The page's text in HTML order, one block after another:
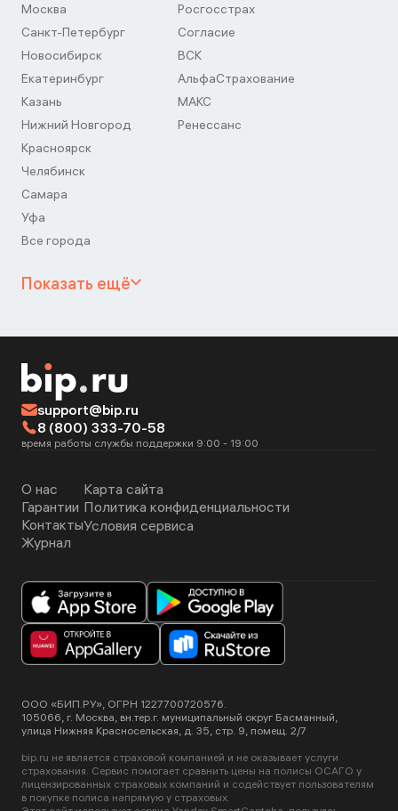
Москва
Санкт-Петербург
Новосибирск
Екатеринбург
Казань
Нижний Новгород
Красноярск
Челябинск
Самара
Уфа
Все города
Росгосстрах
Согласие
ВСК
АльфаСтрахование
МАКС
Ренессанс
Показать ещё
support@bip.ru
8 (800) 333-70-58
время работы службы поддержки 9:00 - 19:00
О нас
Гарантии
Контакты
Журнал
Карта сайта
Политика конфиденциальности
Условия сервиса
ООО «БИП.РУ», ОГРН 1227700720576.
105066, г. Москва, вн.тер.г. муниципальный округ Басманный,
улица Нижняя Красносельская, д. 35, стр. 9, помещ. 2/7
bip.ru не является страховой компанией и не оказывает услуги
страхования. Сервис помогает сравнить цены на полисы ОСАГО у
лицензированных страховых компаний и содействует пользователям
в покупке полиса напрямую у страховых.